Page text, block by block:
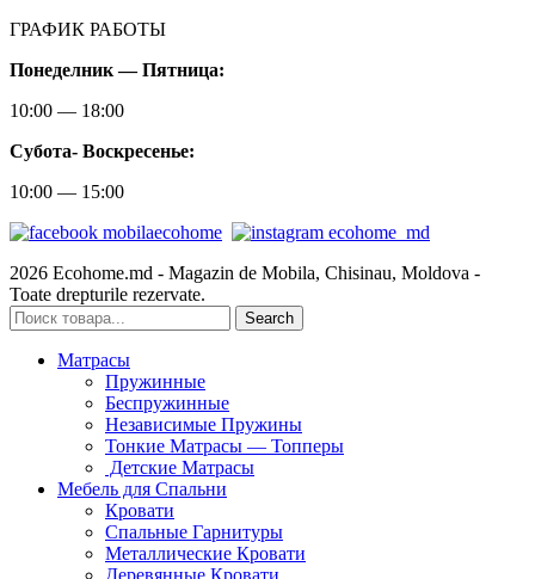
ГРАФИК РАБОТЫ
Понеделник — Пятница:
10:00 — 18:00
Субота- Воскресенье:
10:00 — 15:00
2026 Ecohome.md - Magazin de Mobila, Chisinau, Moldova -
Toate drepturile rezervate.
Search
Матрасы
Пружинные
Беспружинные
Независимые Пружины
Тонкие Матрасы — Топперы
Детские Матрасы
Мебель для Спальни
Кровати
Спальные Гарнитуры
Металлические Кровати
Деревянные Кровати